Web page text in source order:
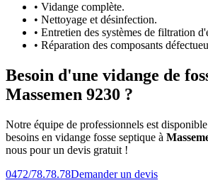
• Vidange complète.
• Nettoyage et désinfection.
• Entretien des systèmes de filtration
• Réparation des composants
Besoin d'une vidange de
Massemen 9230 ?
Notre équipe de professionnels est
besoins en vidange fosse septique à
nous pour un devis gratuit !
0472/78.78.78Demander un devis